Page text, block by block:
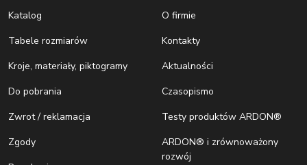
Katalog
Tabele rozmiarów
Kroje, materiały, piktogramy
Do pobrania
Zwrot / reklamacja
Zgody
O firmie
Kontakty
Aktualności
Czasopismo
Testy produktów ARDON®
ARDON® i zrównoważony
rozwój